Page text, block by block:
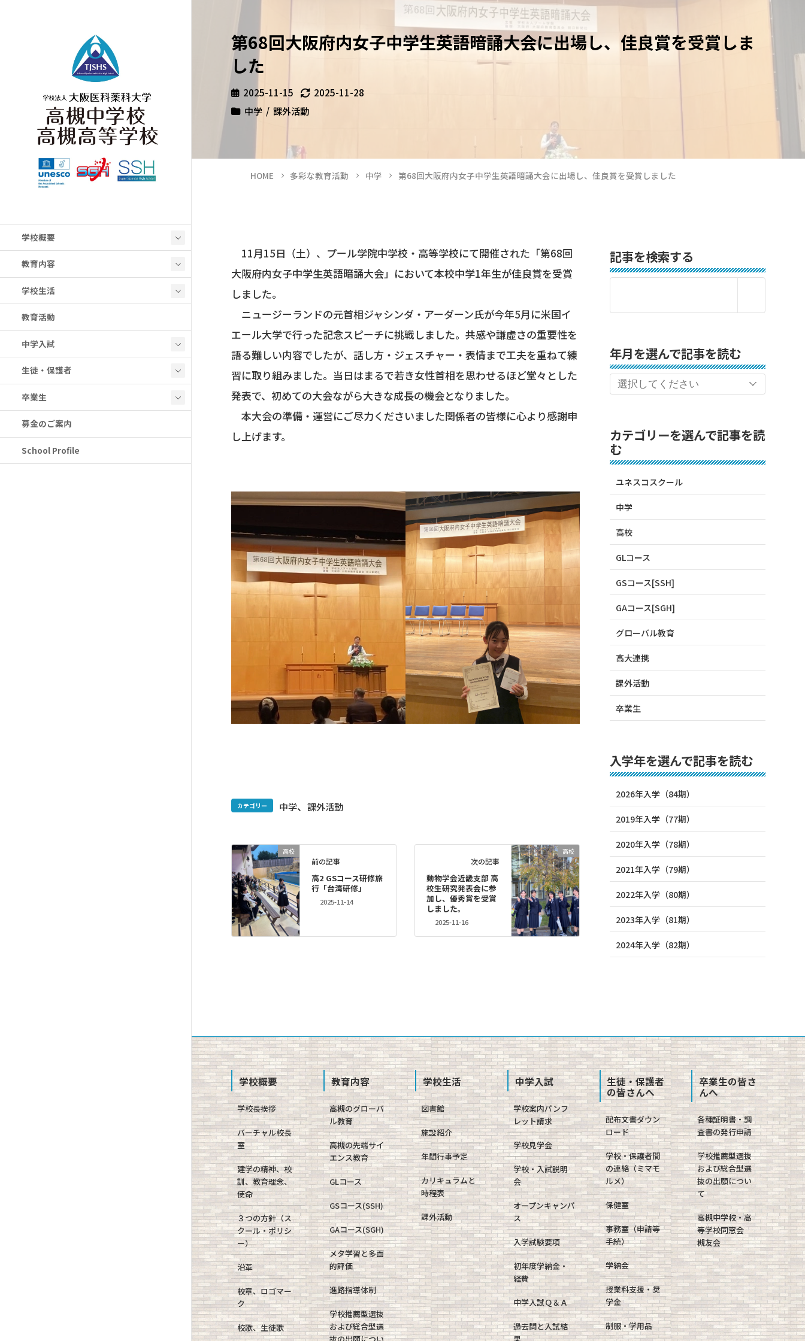
学校概要
教育内容
学校生活
教育活動
中学入試
生徒・保護者
卒業生
募金のご案内
School Profile
第68回大阪府内女子中学生英語暗誦大会に出場し、佳良賞を受賞しま
した
2025-11-15
2025-11-28
中学
課外活動
HOME 多彩な教育活動 中学 第68回大阪府内女子中学生英語暗誦大会に出場し、佳良賞を受賞しました
11月15日（土）、プール学院中学校・高等学校にて開催された「第68回
大阪府内女子中学生英語暗誦大会」において本校中学1年生が佳良賞を受賞
しました。
ニュージーランドの元首相ジャシンダ・アーダーン氏が今年5月に米国イ
エール大学で行った記念スピーチに挑戦しました。共感や謙虚さの重要性を
語る難しい内容でしたが、話し方・ジェスチャー・表情まで工夫を重ねて練
習に取り組みました。当日はまるで若き女性首相を思わせるほど堂々とした
発表で、初めての大会ながら大きな成長の機会となりました。
本大会の準備・運営にご尽力くださいました関係者の皆様に心より感謝申
し上げます。
カテゴリー 中学、課外活動
高校
前の記事
高2 GSコース研修旅
行「台湾研修」
2025-11-14
高校
次の記事
動物学会近畿支部 高
校生研究発表会に参
加し、優秀賞を受賞
しました。
2025-11-16
記事を検索する
年月を選んで記事を読む
カテゴリーを選んで記事を読
む
ユネスコスクール
中学
高校
GLコース
GSコース[SSH]
GAコース[SGH]
グローバル教育
高大連携
課外活動
卒業生
入学年を選んで記事を読む
2026年入学（84期）
2019年入学（77期）
2020年入学（78期）
2021年入学（79期）
2022年入学（80期）
2023年入学（81期）
2024年入学（82期）
学校概要
学校長挨拶
バーチャル校長
室
建学の精神、校
訓、教育理念、
使命
３つの方針（ス
クール・ポリシ
ー）
沿革
校章、ロゴマー
ク
校歌、生徒歌
教育内容
高槻のグローバ
ル教育
高槻の先端サイ
エンス教育
GLコース
GSコース(SSH)
GAコース(SGH)
メタ学習と多面
的評価
進路指導体制
学校推薦型選抜
および総合型選
抜の出願につい
学校生活
図書館
施設紹介
年間行事予定
カリキュラムと
時程表
課外活動
中学入試
学校案内パンフ
レット請求
学校見学会
学校・入試説明
会
オープンキャンパ
ス
入学試験要項
初年度学納金・
経費
中学入試Ｑ＆Ａ
過去問と入試結
果
生徒・保護者
の皆さんへ
配布文書ダウン
ロード
学校・保護者間
の連絡（ミマモ
ルメ）
保健室
事務室（申請等
手続）
学納金
授業料支援・奨
学金
制服・学用品
卒業生の皆さ
んへ
各種証明書・調
査書の発行申請
学校推薦型選抜
および総合型選
抜の出願につい
て
高槻中学校・高
等学校同窓会
槻友会